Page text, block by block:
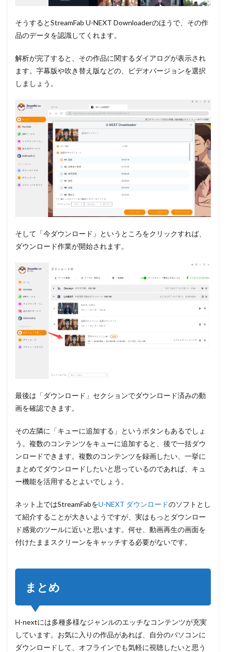
そうするとStreamFab U-NEXT Downloaderのほうで、その作
品のデータを認識してくれます。
解析が完了すると、その作品に関するダイアログが表示され
ます。字幕版や吹き替え版などの、
ビデオバージョンを選択
しましょう。
そして 「今ダウンロード」 というところをクリックすれば、
ダウンロード作業が開始されます。
最後は「ダウンロード」セクションでダウンロード済みの動
画を確認できます。
その左隣に「キューに追加する」というボタンもあるでしょ
う。複数のコンテンツをキューに追加すると、後で一括ダウ
ンロードできます。複数のコンテンツを録画したい、一挙に
まとめてダウンロードしたいと思っているのであれば、キュ
ー機能を活用するとよいでしょう。
ネット上ではStreamFabをU-NEXT ダウンロードのソフトとし
て紹介することが大きいようですが、実はもっとダウンロー
ド感覚のツールに近いと思います。何せ、動画再生の画面を
付けたままスクリーンをキャッチする必要がないです。
まとめ
H-nextには多種多様なジャンルのエッチなコンテンツが充実
しています。お気に入りの作品があれば、自分のパソコンに
ダウンロードして、オフラインでも気軽に視聴したいと思う